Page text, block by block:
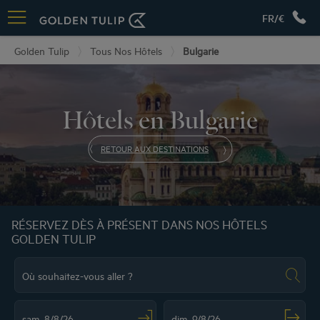
FR/€
Golden Tulip Tous Nos Hôtels Bulgarie
Hôtels en Bulgarie
RETOUR AUX DESTINATIONS
RÉSERVEZ DÈS À PRÉSENT DANS NOS HÔTELS
GOLDEN TULIP